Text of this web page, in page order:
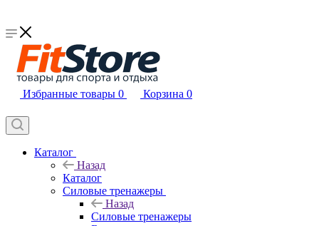
Избранные товары 0 Корзина 0
Каталог
Назад
Каталог
Силовые тренажеры
Назад
Силовые тренажеры